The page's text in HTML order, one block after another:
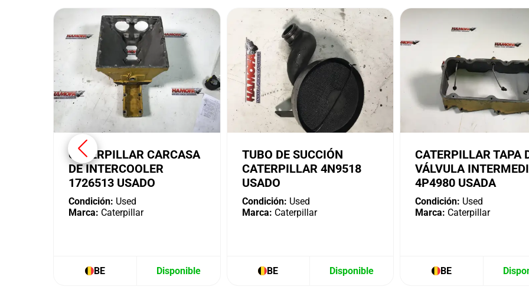
CATERPILLAR CARCASA
DE INTERCOOLER
1726513 USADO
Condición: Used
Marca: Caterpillar
BE Disponible
TUBO DE SUCCIÓN
CATERPILLAR 4N9518
USADO
Condición: Used
Marca: Caterpillar
BE Disponible
CATERPILLAR TAPA
VÁLVULA
4P4980 USADA
Condición: Used
Marca: Caterpillar
BE